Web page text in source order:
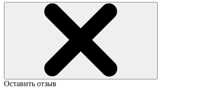
Оставить отзыв